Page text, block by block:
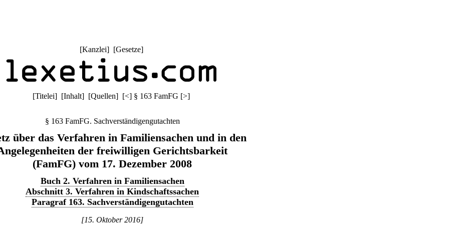
[Kanzlei] [Gesetze]
[Titelei] [Inhalt] [Quellen] [<] § 163 FamFG [>]
§ 163 FamFG. Sachverständigengutachten
über das Verfahren in Familiensachen und in den
der freiwilligen Gerichtsbarkeit
(FamFG) vom 17. Dezember 2008
Buch 2. Verfahren in Familiensachen
Abschnitt 3. Verfahren in Kindschaftssachen
Paragraf 163. Sachverständigengutachten
[15. Oktober 2016]